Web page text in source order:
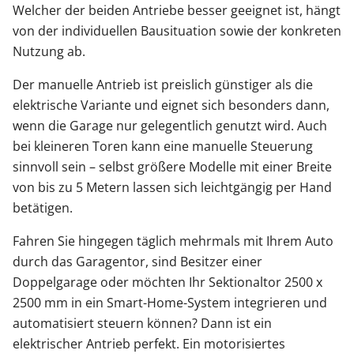
Welcher der beiden Antriebe besser geeignet ist, hängt
von der individuellen Bausituation sowie der konkreten
Nutzung ab.
Der manuelle Antrieb ist preislich günstiger als die
elektrische Variante und eignet sich besonders dann,
wenn die Garage nur gelegentlich genutzt wird. Auch
bei kleineren Toren kann eine manuelle Steuerung
sinnvoll sein – selbst größere Modelle mit einer Breite
von bis zu 5 Metern lassen sich leichtgängig per Hand
betätigen.
Fahren Sie hingegen täglich mehrmals mit Ihrem Auto
durch das Garagentor, sind Besitzer einer
Doppelgarage oder möchten Ihr Sektionaltor 2500 x
2500 mm in ein Smart-Home-System integrieren und
automatisiert steuern können? Dann ist ein
elektrischer Antrieb perfekt. Ein motorisiertes